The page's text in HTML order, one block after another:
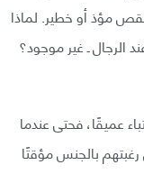
مؤذ أو خطير. لماذا
الرجال ـ غير موجود؟
عميقًا، فحتى عندما
بالجنس مؤقتًا